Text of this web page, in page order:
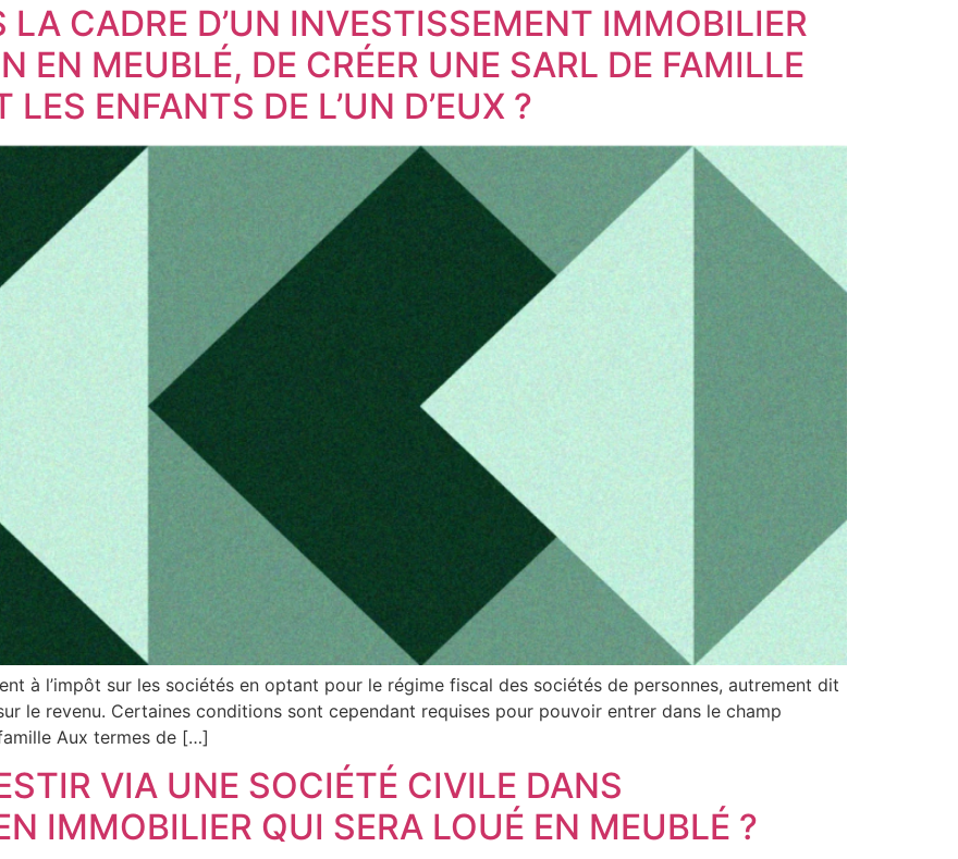
CADRE D’UN INVESTISSEMENT IMMOBILIER
EN MEUBLÉ, DE CRÉER UNE SARL DE FAMILLE
LES ENFANTS DE L’UN D’EUX ?
à l’impôt sur les sociétés en optant pour le régime fiscal des sociétés de personnes, autrement dit
le revenu. Certaines conditions sont cependant requises pour pouvoir entrer dans le champ
Aux termes de […]
VIA UNE SOCIÉTÉ CIVILE DANS
IMMOBILIER QUI SERA LOUÉ EN MEUBLÉ ?